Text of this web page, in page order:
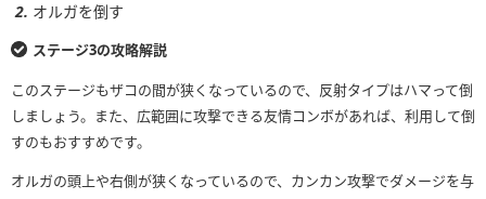
オルガを倒す
ステージ3の攻略解説
このステージもザコの間が狭くなっているので、反射タイプはハマって倒
しましょう。また、広範囲に攻撃できる友情コンボがあれば、利用して倒
すのもおすすめです。
オルガの頭上や右側が狭くなっているので、カンカン攻撃でダメージを与